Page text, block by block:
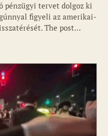
pénzügyi tervet dolgoz ki
figyeli az amerikai-
The post…